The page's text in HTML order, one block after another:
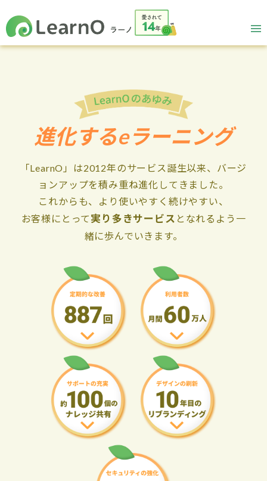
進化するeラーニング
「LearnO」は2012年のサービス誕生以来、バージ
ョンアップを積み重ね進化してきました。
これからも、より使いやすく続けやすい、
お客様にとって 実り多きサービス となれるよう一
緒に歩んでいきます。